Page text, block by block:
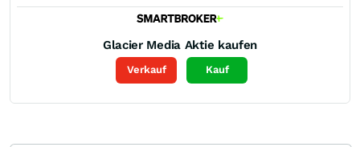
Glacier Media Aktie kaufen
Verkauf Kauf